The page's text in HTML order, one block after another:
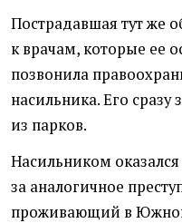
Пострадавшая тут же
к врачам, которые ее
позвонила
насильника. Его
из парков.
Насильником
за аналогичное
проживающий в